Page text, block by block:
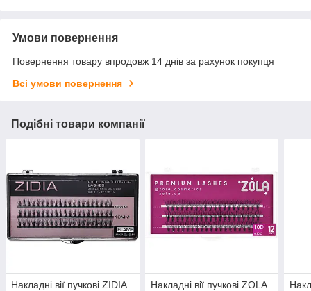
Умови повернення
Повернення товару впродовж 14 днів за рахунок покупця
Всі умови повернення
Подібні товари компанії
Накладні вії пучкові ZIDIA
Накладні вії пучкові ZOLA